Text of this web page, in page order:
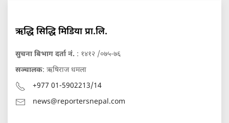
ऋद्धि सिद्धि मिडिया प्रा.लि.
सुचना बिभाग दर्ता नं. : १४१२ /०७५-७६
सञ्चालक: ऋषिराज धमला
+977 01-5902213/14
news@reportersnepal.com